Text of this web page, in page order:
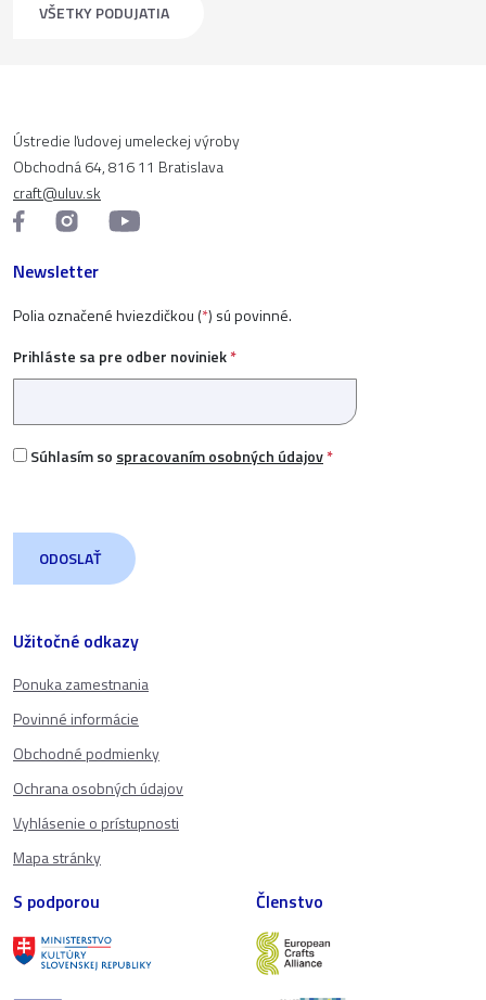
VŠETKY PODUJATIA
Užitočné odkazy
Ponuka zamestnania
Povinné informácie
Obchodné podmienky
Ochrana osobných údajov
Vyhlásenie o prístupnosti
Mapa stránky
Ústredie ľudovej umeleckej výroby
Obchodná 64, 816 11 Bratislava
craft@uluv.sk
Newsletter
Polia označené hviezdičkou (*) sú povinné.
Prihláste sa pre odber noviniek*
Súhlasím so spracovaním osobných údajov*
S podporou Členstvo